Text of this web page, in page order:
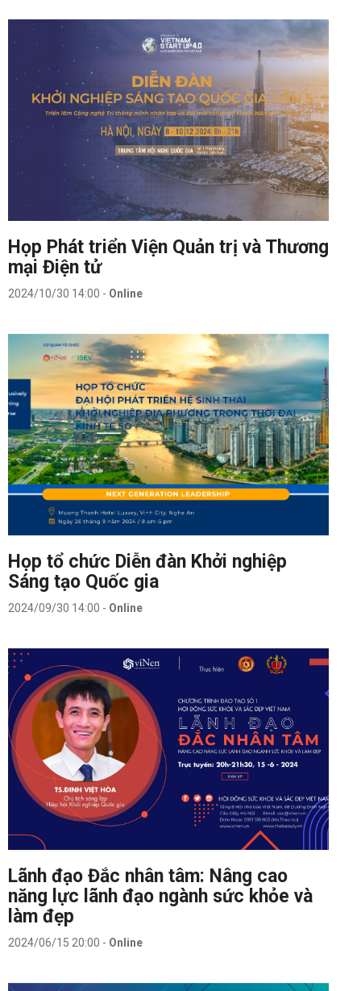
Họp Phát triển Viện Quản trị và Thương
mại Điện tử
2024/10/30 14:00 - Online
Họp tổ chức Diễn đàn Khởi nghiệp
Sáng tạo Quốc gia
2024/09/30 14:00 - Online
Lãnh đạo Đắc nhân tâm: Nâng cao
năng lực lãnh đạo ngành sức khỏe và
làm đẹp
2024/06/15 20:00 - Online